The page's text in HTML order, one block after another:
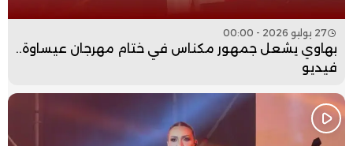
27 يوليو 2026 - 00:00
بهاوي يشعل جمهور مكناس في ختام مهرجان عيساوة..
فيديو